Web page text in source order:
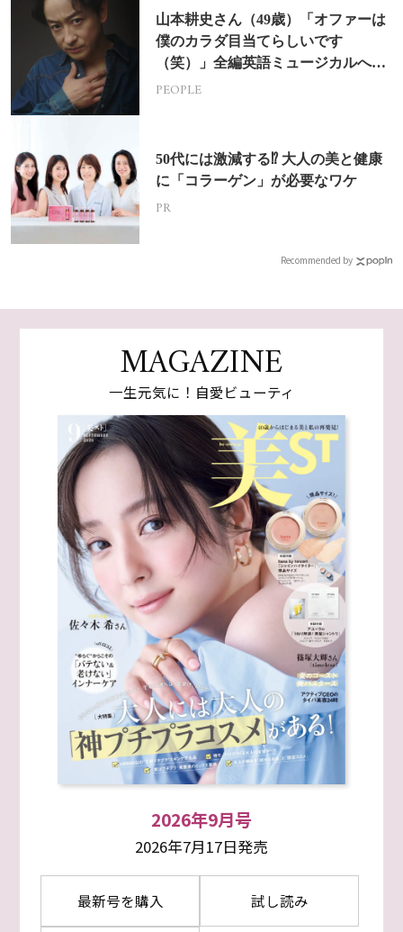
山本耕史さん（49歳）「オファーは
僕のカラダ目当てらしいです
（笑）」全編英語ミュージカルへの
挑戦
PEOPLE
50代には激減する⁉ 大人の美と健康
に「コラーゲン」が必要なワケ
PR
Recommended by
MAGAZINE
一生元気に！自愛ビューティ
2026年9月号
2026年7月17日発売
最新号を購入 試し読み